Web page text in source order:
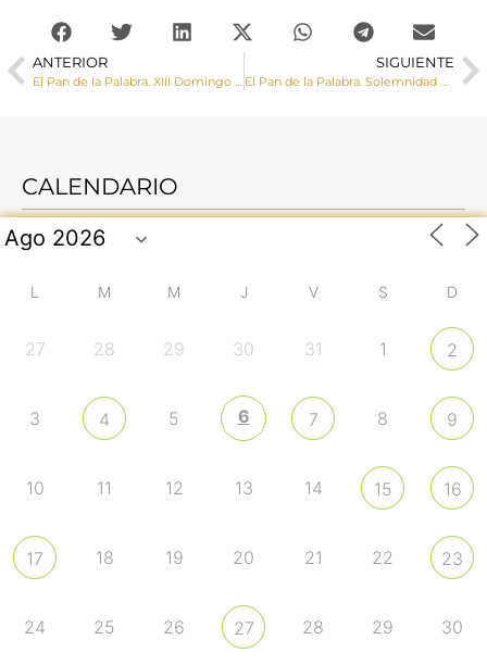
ANTERIOR SIGUIENTE
CALENDARIO
L M M J V S D
27 28 29 30 31 1 2
3 4 5 6 7 8 9
10 11 12 13 14 15 16
17 18 19 20 21 22 23
24 25 26 27 28 29 30